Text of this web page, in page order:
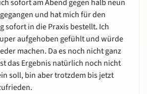
sofort am Abend gegen halb neun
und hat mich für den
sofort in die Praxis bestellt. Ich
aufgehoben gefühlt und würde
machen. Da es noch nicht ganz
das Ergebnis natürlich noch nicht
soll, bin aber trotzdem bis jetzt